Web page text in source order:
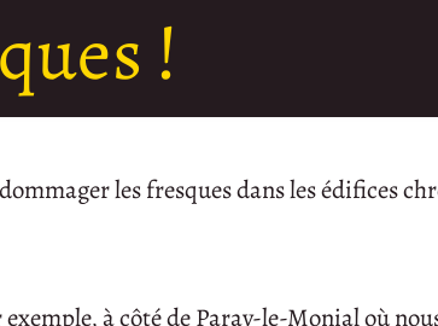
!
les fresques dans les édifices
à côté de Paray-le-Monial où